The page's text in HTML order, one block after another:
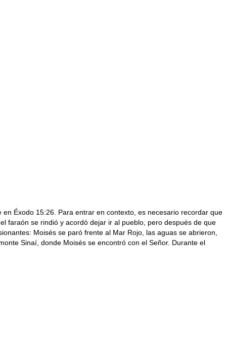
Éxodo 15:26. Para entrar en contexto, es necesario recordar que
faraón se rindió y acordó dejar ir al pueblo, pero después de que
Moisés se paró frente al Mar Rojo, las aguas se abrieron,
Sinaí, donde Moisés se encontró con el Señor. Durante el